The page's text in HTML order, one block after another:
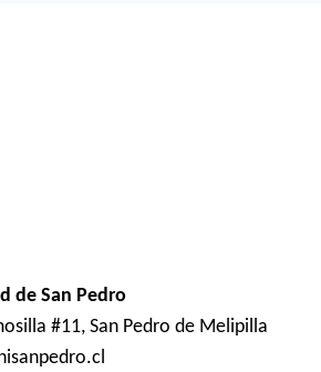
de San Pedro
#11, San Pedro de Melipilla